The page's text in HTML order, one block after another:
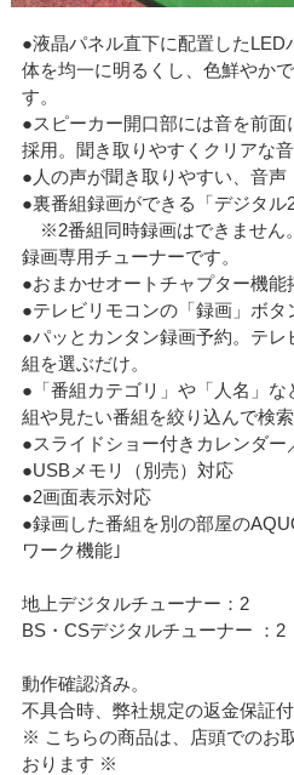
●液晶パネル直下に配置したLED
体を均一に明るくし、色鮮やか
す。
●スピーカー開口部には音を前
採用。聞き取りやすくクリアな
●人の声が聞き取りやすい、音声
●裏番組録画ができる「デジタル
※2番組同時録画はできません
録画専用チューナーです。
●おまかせオートチャプター機能
●テレビリモコンの「録画」ボタ
●パッとカンタン録画予約。テ
組を選ぶだけ。
●「番組カテゴリ」や「人名」
組や見たい番組を絞り込んで検索
●スライドショー付きカレンダー
●USBメモリ（別売）対応
●2画面表示対応
●録画した番組を別の部屋の
ワーク機能｣
地上デジタルチューナー：2
BS・CSデジタルチューナー ：2
動作確認済み。
不具合時、弊社規定の返金保証付
※ こちらの商品は、店頭でのお
おります ※